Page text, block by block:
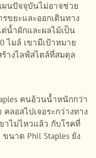
นปัจจุบันไม่อาจช่วย
ขยะและออกเดินทาง
น้ำผักและผลไม้เป็น
ไมล์ เขามีเป้าหมาย
ร้างไลฟ์สไตล์ที่สมดุล
คนอ้วนน้ำหนักกว่า
ลอสไปเจอระกว่างทาง
าไม่ไหวแล้ว กับโรคที่
นาด Phil Staples ยัง